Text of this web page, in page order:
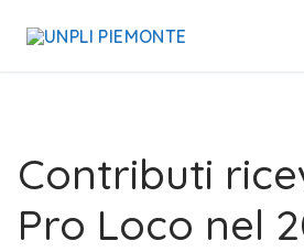
Contributi
Pro Loco nel